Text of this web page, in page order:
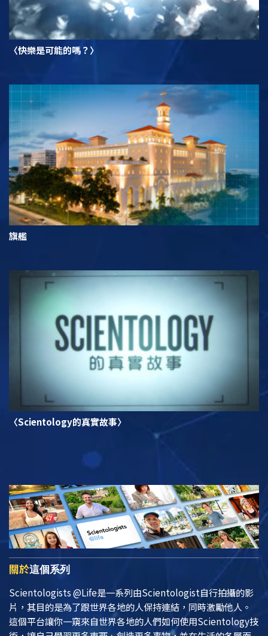
〈快樂是可能的嗎？〉
旗艦
〈Scientology的真實故事〉
關於這個系列
Scientologists @Life是一系列由Scientologist自行拍攝的影
片，其目的是為了跟世界各地的人保持連結，同時激勵他人。
這個平台讓你一窺來自世界各地的人們如何使用Scientology技